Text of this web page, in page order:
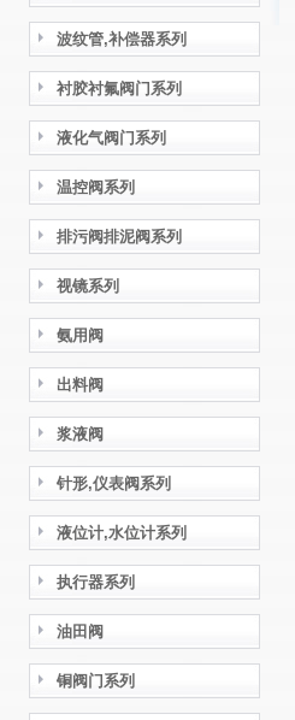
波纹管,补偿器系列
衬胶衬氟阀门系列
液化气阀门系列
温控阀系列
排污阀排泥阀系列
视镜系列
氨用阀
出料阀
浆液阀
针形,仪表阀系列
液位计,水位计系列
执行器系列
油田阀
铜阀门系列